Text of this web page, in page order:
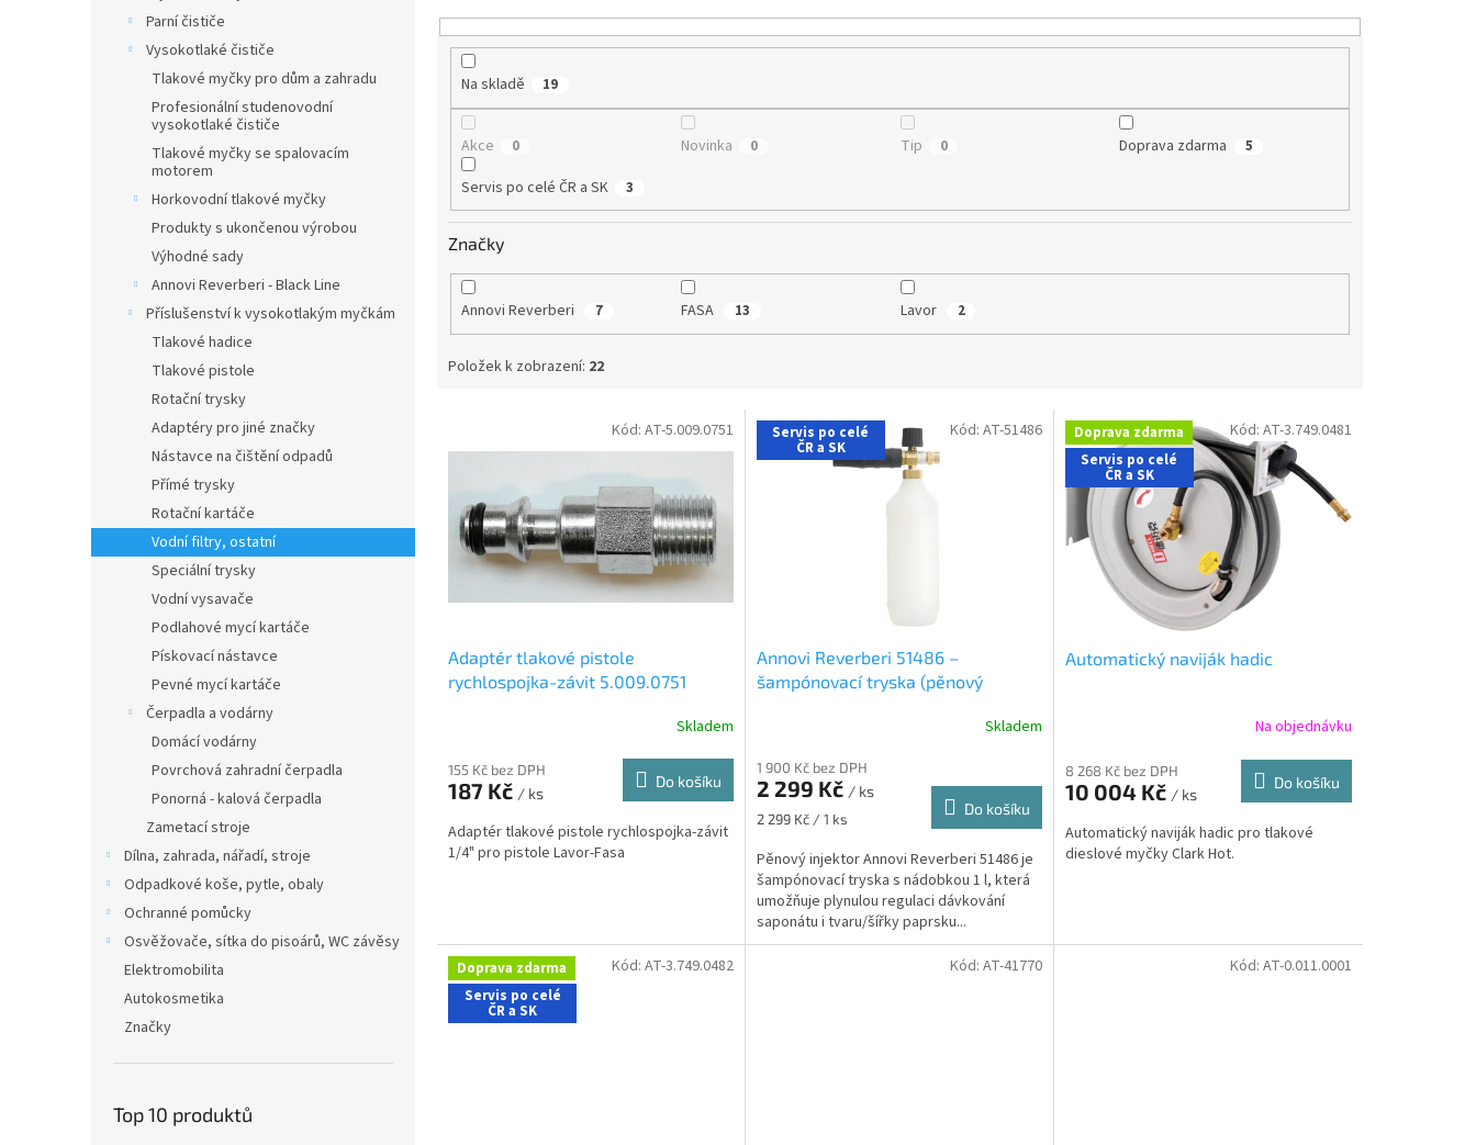
Parní čističe
Vysokotlaké čističe
Tlakové myčky pro dům a zahradu
Profesionální studenovodní
vysokotlaké čističe
Tlakové myčky se spalovacím
motorem
Horkovodní tlakové myčky
Produkty s ukončenou výrobou
Výhodné sady
Annovi Reverberi - Black Line
Příslušenství k vysokotlakým myčkám
Tlakové hadice
Tlakové pistole
Rotační trysky
Adaptéry pro jiné značky
Nástavce na čištění odpadů
Přímé trysky
Rotační kartáče
Vodní filtry, ostatní
Speciální trysky
Vodní vysavače
Podlahové mycí kartáče
Pískovací nástavce
Pevné mycí kartáče
Čerpadla a vodárny
Domácí vodárny
Povrchová zahradní čerpadla
Ponorná - kalová čerpadla
Zametací stroje
Dílna, zahrada, nářadí, stroje
Odpadkové koše, pytle, obaly
Ochranné pomůcky
Osvěžovače, sítka do pisoárů, WC závěsy
Elektromobilita
Autokosmetika
Značky
Top 10 produktů
u
Na skladě 19
Akce 0 Novinka 0 Tip 0 Doprava zdarma 5
Servis po celé ČR a SK 3
Značky
Annovi Reverberi 7 FASA 13 Lavor 2
Položek k zobrazení: 22
Adaptér tlakové pistole
rychlospojka-závit 5.009.0751
Skladem
155 Kč bez DPH
187 Kč / ks
Do košíku
Adaptér tlakové pistole rychlospojka-závit
1/4" pro pistole Lavor-Fasa
Kód: AT-5.009.0751 Servis po celé
ČR a SK
Annovi Reverberi 51486 –
šampónovací tryska (pěnový
Pěnový
paprsku, 200 bar
Skladem
1 900 Kč bez DPH
2 299 Kč / ks
Měrná
2 299 Kč / 1 ks
Do košíku
Pěnový injektor Annovi Reverberi 51486 je
šampónovací tryska s nádobkou 1 l, která
umožňuje plynulou regulaci dávkování
saponátu i tvaru/šířky paprsku...
Kód: AT-51486
Doprava zdarma
Servis po celé
ČR a SK
Automatický naviják hadic
Na objednávku
8 268 Kč bez DPH
10 004 Kč / ks
Do košíku
Automatický naviják hadic pro tlakové
dieslové myčky Clark Hot.
Kód: AT-3.749.0481
Doprava zdarma
Servis po celé
ČR a SK
Kód: AT-3.749.0482 Kód: AT-41770 Kód: AT-0.011.0001